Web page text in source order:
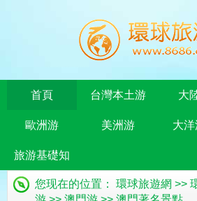
首頁 台灣本土游 大
歐洲游 美洲游 大
旅游基礎知
識
您现在的位置： 環球旅遊網 >>